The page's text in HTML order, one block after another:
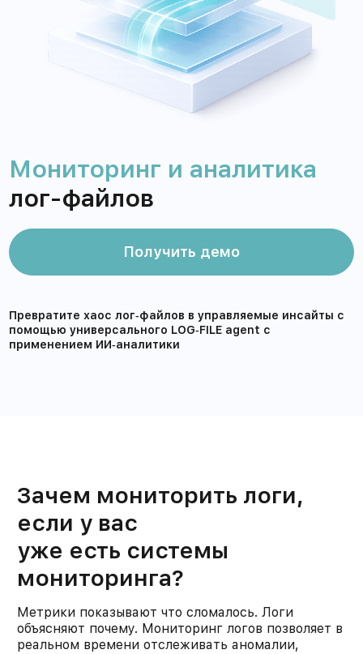
Мониторинг и аналитика
лог-файлов
Получить демо
Превратите хаос лог‑файлов в управляемые инсайты с
помощью универсального LOG‑FILE agent с
применением ИИ‑аналитики
Зачем мониторить логи,
если у вас
уже есть системы
мониторинга?
Метрики показывают что сломалось. Логи
объясняют почему. Мониторинг логов позволяет в
реальном времени отслеживать аномалии,